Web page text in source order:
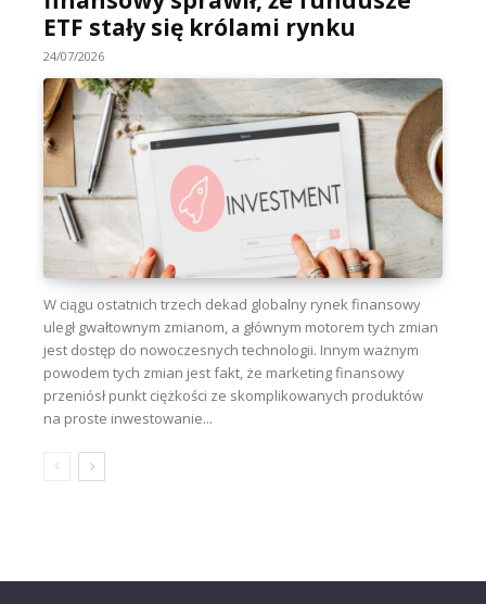
ETF stały się królami rynku
24/07/2026
W ciągu ostatnich trzech dekad globalny rynek finansowy
uległ gwałtownym zmianom, a głównym motorem tych zmian
jest dostęp do nowoczesnych technologii. Innym ważnym
powodem tych zmian jest fakt, że marketing finansowy
przeniósł punkt ciężkości ze skomplikowanych produktów
na proste inwestowanie...